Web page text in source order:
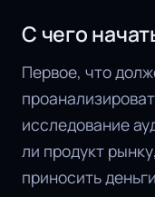
С чего
Первое, что
исследование
ли продукт
приносить